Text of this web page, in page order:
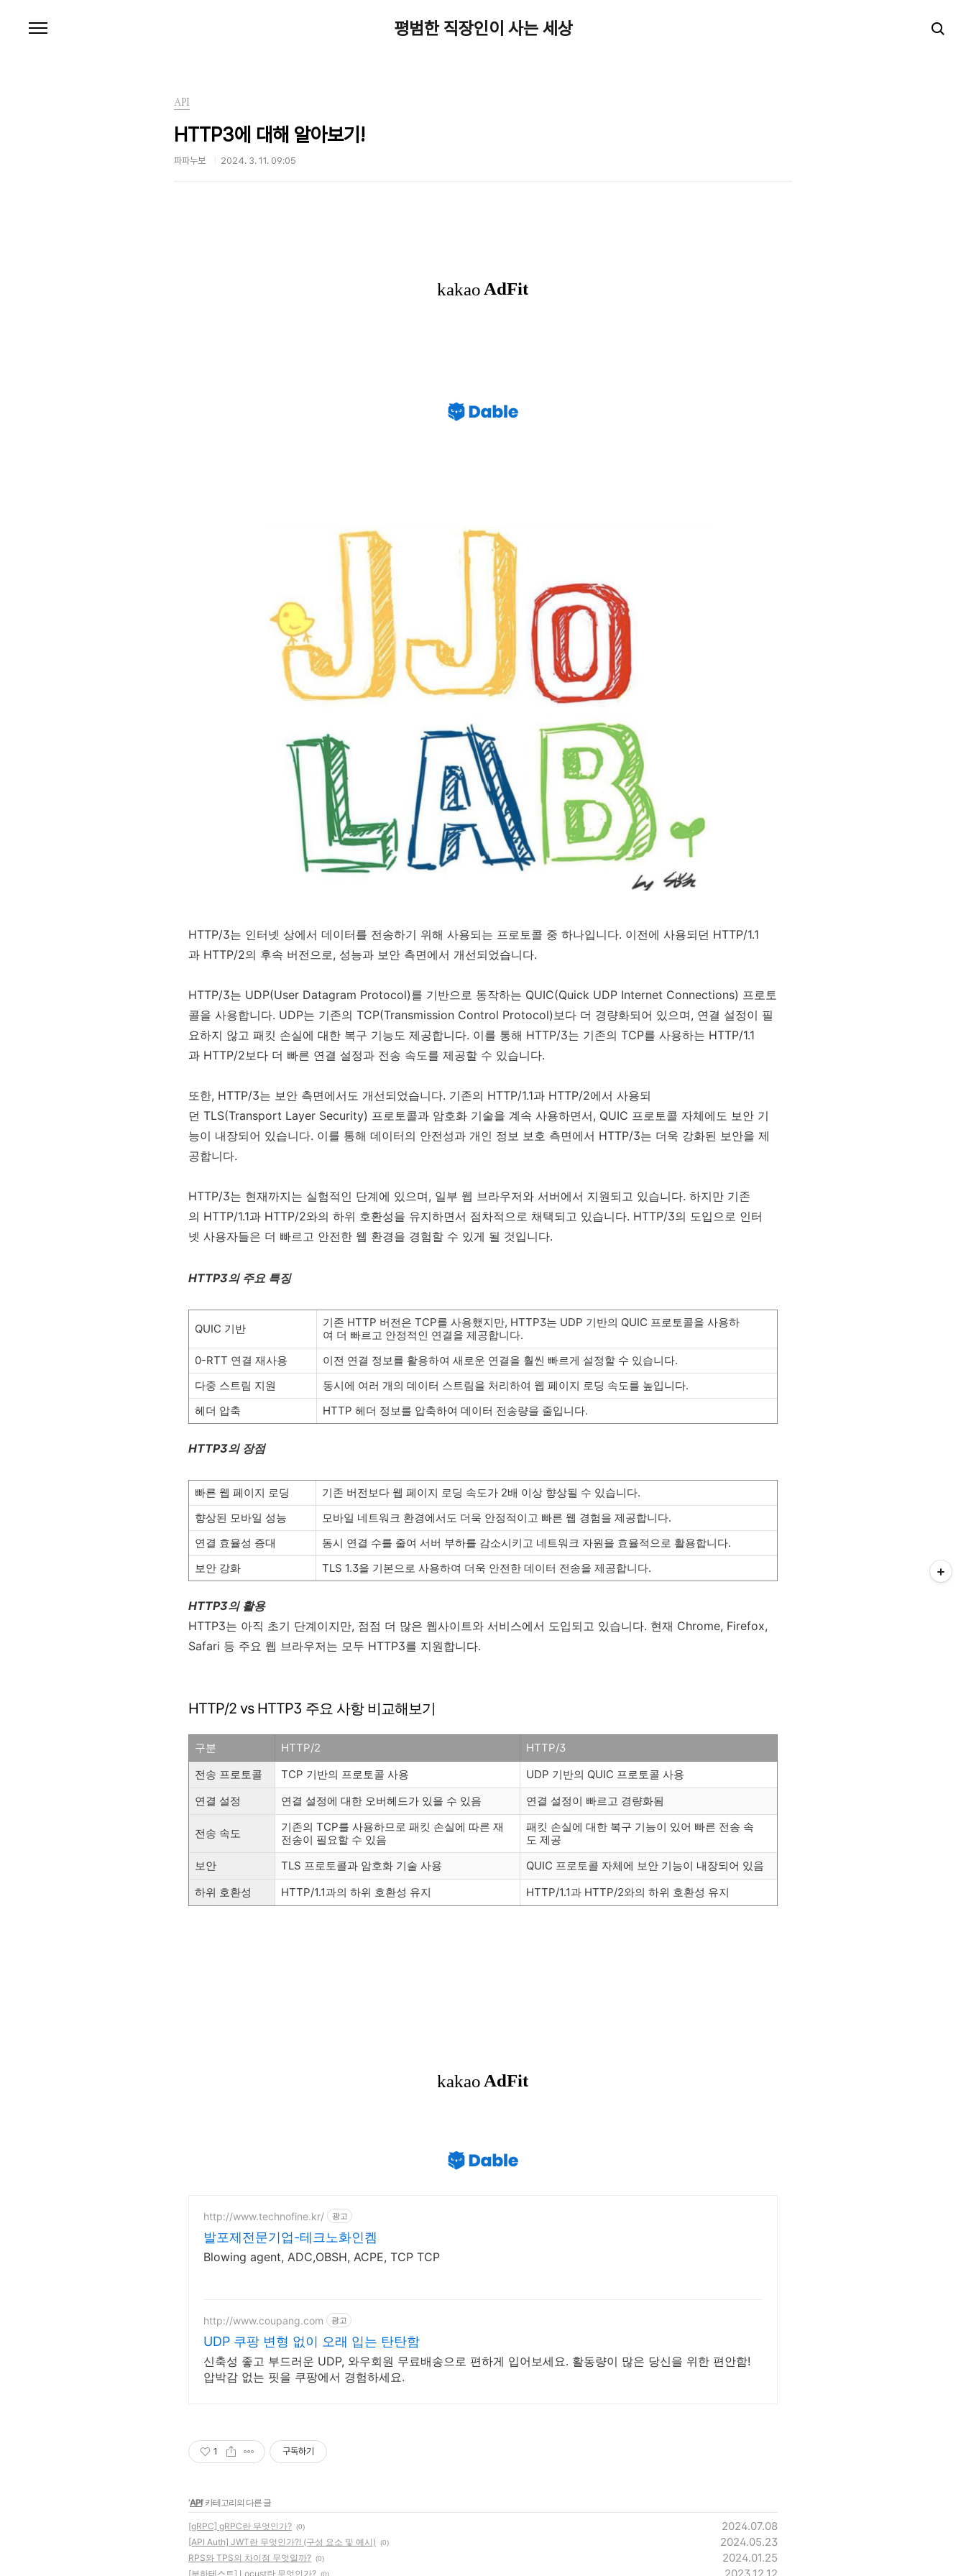
평범한 직장인이 사는 세상
API
HTTP3에 대해 알아보기!
파파누보 2024. 3. 11. 09:05
HTTP/3는 인터넷 상에서 데이터를 전송하기 위해 사용되는 프로토콜 중 하나입니다. 이전에 사용되던 HTTP/1.1
과 HTTP/2의 후속 버전으로, 성능과 보안 측면에서 개선되었습니다.
HTTP/3는 UDP(User Datagram Protocol)를 기반으로 동작하는 QUIC(Quick UDP Internet Connections) 프로토
콜을 사용합니다. UDP는 기존의 TCP(Transmission Control Protocol)보다 더 경량화되어 있으며, 연결 설정이 필
요하지 않고 패킷 손실에 대한 복구 기능도 제공합니다. 이를 통해 HTTP/3는 기존의 TCP를 사용하는 HTTP/1.1
과 HTTP/2보다 더 빠른 연결 설정과 전송 속도를 제공할 수 있습니다.
또한, HTTP/3는 보안 측면에서도 개선되었습니다. 기존의 HTTP/1.1과 HTTP/2에서 사용되
던 TLS(Transport Layer Security) 프로토콜과 암호화 기술을 계속 사용하면서, QUIC 프로토콜 자체에도 보안 기
능이 내장되어 있습니다. 이를 통해 데이터의 안전성과 개인 정보 보호 측면에서 HTTP/3는 더욱 강화된 보안을 제
공합니다.
HTTP/3는 현재까지는 실험적인 단계에 있으며, 일부 웹 브라우저와 서버에서 지원되고 있습니다. 하지만 기존
의 HTTP/1.1과 HTTP/2와의 하위 호환성을 유지하면서 점차적으로 채택되고 있습니다. HTTP/3의 도입으로 인터
넷 사용자들은 더 빠르고 안전한 웹 환경을 경험할 수 있게 될 것입니다.
HTTP3의 주요 특징
QUIC 기반
기존 HTTP 버전은 TCP를 사용했지만, HTTP3는 UDP 기반의 QUIC 프로토콜을 사용하
여 더 빠르고 안정적인 연결을 제공합니다.
0-RTT 연결 재사용
이전 연결 정보를 활용하여 새로운 연결을 훨씬 빠르게 설정할 수 있습니다.
다중 스트림 지원
동시에 여러 개의 데이터 스트림을 처리하여 웹 페이지 로딩 속도를 높입니다.
헤더 압축
HTTP 헤더 정보를 압축하여 데이터 전송량을 줄입니다.
HTTP3의 장점
빠른 웹 페이지 로딩
기존 버전보다 웹 페이지 로딩 속도가 2배 이상 향상될 수 있습니다.
향상된 모바일 성능
모바일 네트워크 환경에서도 더욱 안정적이고 빠른 웹 경험을 제공합니다.
연결 효율성 증대
동시 연결 수를 줄여 서버 부하를 감소시키고 네트워크 자원을 효율적으로 활용합니다.
보안 강화
TLS 1.3을 기본으로 사용하여 더욱 안전한 데이터 전송을 제공합니다.
HTTP3의 활용
HTTP3는 아직 초기 단계이지만, 점점 더 많은 웹사이트와 서비스에서 도입되고 있습니다. 현재 Chrome, Firefox,
Safari 등 주요 웹 브라우저는 모두 HTTP3를 지원합니다.
HTTP/2 vs HTTP3 주요 사항 비교해보기
구분 HTTP/2
HTTP/3
전송 프로토콜
TCP 기반의 프로토콜 사용
UDP 기반의 QUIC 프로토콜 사용
연결 설정
연결 설정에 대한 오버헤드가 있을 수 있음 연결 설정이 빠르고 경량화됨
전송 속도
기존의 TCP를 사용하므로 패킷 손실에 따른 재
전송이 필요할 수 있음
패킷 손실에 대한 복구 기능이 있어 빠른 전송 속
도 제공
보안
TLS 프로토콜과 암호화 기술 사용
QUIC 프로토콜 자체에 보안 기능이 내장되어 있음
하위 호환성
HTTP/1.1과의 하위 호환성 유지 HTTP/1.1과 HTTP/2와의 하위 호환성 유지
http://www.technofine.kr/ 광고
발포제전문기업-테크노화인켐
Blowing agent, ADC,OBSH, ACPE, TCP TCP
http://www.coupang.com 광고
UDP 쿠팡 변형 없이 오래 입는 탄탄함
신축성 좋고 부드러운 UDP, 와우회원 무료배송으로 편하게 입어보세요. 활동량이 많은 당신을 위한 편안함!
압박감 없는 핏을 쿠팡에서 경험하세요.
1 구독하기
'API' 카테고리의 다른 글
[gRPC] gRPC란 무엇인가? (0) 2024.07.08
[API Auth] JWT란 무엇인가?! (구성 요소 및 예시) (0) 2024.05.23
RPS와 TPS의 차이점 무엇일까? (0) 2024.01.25
[부하테스트] Locust란 무엇인가? (0)